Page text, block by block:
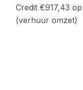
Credit €917,43
(verhuur omzet)